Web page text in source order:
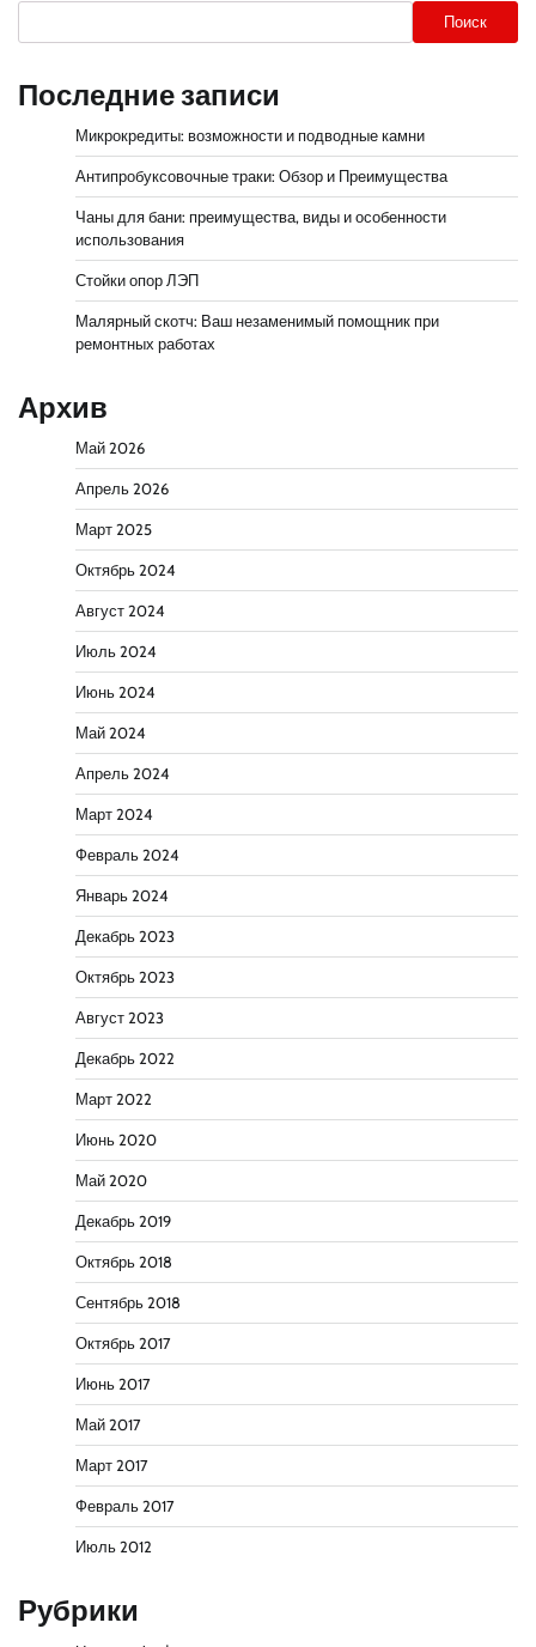
Поиск
Последние записи
Микрокредиты: возможности и подводные камни
Антипробуксовочные траки: Обзор и Преимущества
Чаны для бани: преимущества, виды и особенности
использования
Стойки опор ЛЭП
Малярный скотч: Ваш незаменимый помощник при
ремонтных работах
Архив
Май 2026
Апрель 2026
Март 2025
Октябрь 2024
Август 2024
Июль 2024
Июнь 2024
Май 2024
Апрель 2024
Март 2024
Февраль 2024
Январь 2024
Декабрь 2023
Октябрь 2023
Август 2023
Декабрь 2022
Март 2022
Июнь 2020
Май 2020
Декабрь 2019
Октябрь 2018
Сентябрь 2018
Октябрь 2017
Июнь 2017
Май 2017
Март 2017
Февраль 2017
Июль 2012
Рубрики